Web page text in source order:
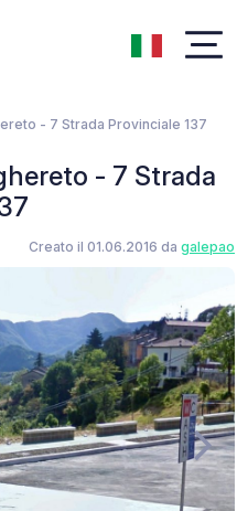
- 7 Strada Provinciale 137
- 7 Strada
Creato il 01.06.2016 da galepao